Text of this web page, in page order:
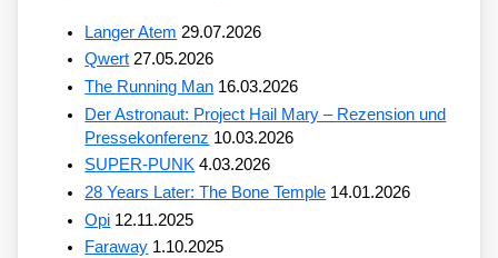
Langer Atem 29.07.2026
Qwert 27.05.2026
The Running Man 16.03.2026
Der Astronaut: Project Hail Mary – Rezension und
Pressekonferenz 10.03.2026
SUPER-PUNK 4.03.2026
28 Years Later: The Bone Temple 14.01.2026
Opi 12.11.2025
Faraway 1.10.2025